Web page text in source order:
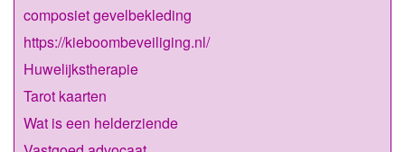
composiet gevelbekleding
https://kieboombeveiliging.nl/
Huwelijkstherapie
Tarot kaarten
Wat is een helderziende